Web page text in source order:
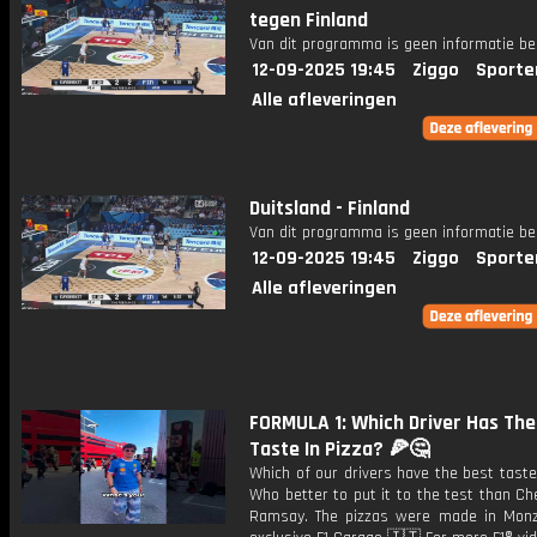
tegen Finland
Van dit programma is geen informatie
12-09-2025 19:45 Ziggo
Alle afleveringen
Duitsland - Finland
Van dit programma is geen informatie
12-09-2025 19:45 Ziggo
Alle afleveringen
FORMULA 1: Which Driver Has
Taste In Pizza? 🍕🤔
Which of our drivers have the best
Who better to put it to the test than
Ramsay. The pizzas were made in